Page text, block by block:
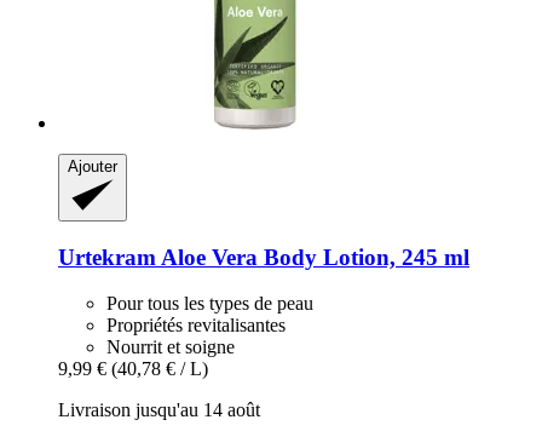
Ajouter
Urtekram Aloe Vera Body Lotion, 245 ml
Pour tous les types de peau
Propriétés revitalisantes
Nourrit et soigne
9,99 € (40,78 € / L)
Livraison jusqu'au 14 août